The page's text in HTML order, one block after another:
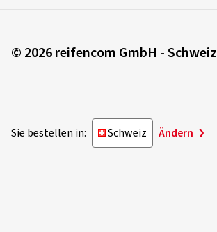
© 2026 reifencom GmbH - Schweiz
Sie bestellen in: Schweiz Ändern